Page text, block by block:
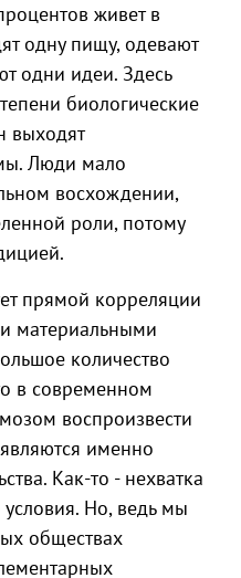
живет в
одну пищу, одевают
одни идеи. Здесь
биологические
выходят
Люди мало
восхождении,
роли, потому
прямой корреляции
материальными
количество
в современном
воспроизвести
именно
Как-то - нехватка
Но, ведь мы
обществах